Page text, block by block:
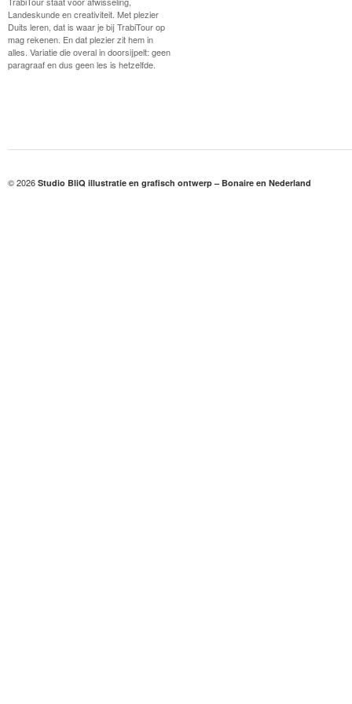
Landeskunde en creativiteit. Met plezier
Duits leren, dat is waar je bij TrabiTour op
mag rekenen. En dat plezier zit hem in
alles. Variatie die overal in doorsijpelt: geen
paragraaf en dus geen les is hetzelfde.
© 2026 Studio BliQ illustratie en grafisch ontwerp – Bonaire en Nederland